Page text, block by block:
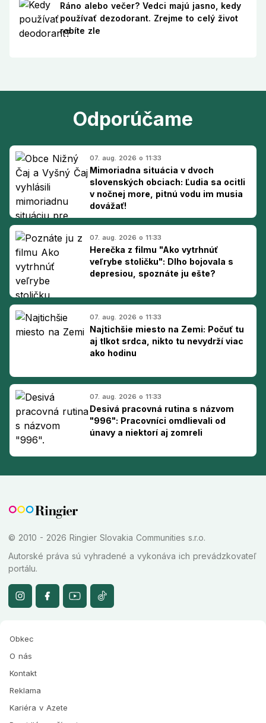
Ráno alebo večer? Vedci majú jasno, kedy
používať dezodorant. Zrejme to celý život
robíte zle
Odporúčame
07. aug. 2026 o 11:33
Mimoriadna situácia v dvoch
slovenských obciach: Ľudia sa ocitli
v nočnej more, pitnú vodu im musia
dovážať!
07. aug. 2026 o 11:33
Herečka z filmu "Ako vytrhnúť
veľrybe stoličku": Dlho bojovala s
depresiou, spoznáte ju ešte?
07. aug. 2026 o 11:33
Najtichšie miesto na Zemi: Počuť tu
aj tlkot srdca, nikto tu nevydrží viac
ako hodinu
07. aug. 2026 o 11:33
Desivá pracovná rutina s názvom
"996": Pracovníci omdlievali od
únavy a niektorí aj zomreli
© 2010 - 2026 Ringier Slovakia Communities s.r.o.
Autorské práva sú vyhradené a vykonáva ich prevádzkovateľ
portálu.
Obkec
O nás
Kontakt
Reklama
Kariéra v Azete